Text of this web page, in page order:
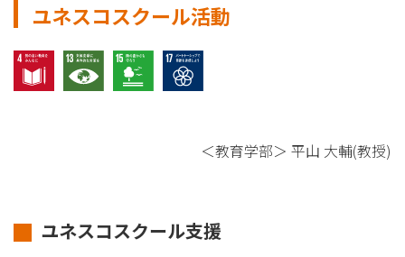
ユネスコスクール活動
4 質の高い教育をみんなに
13 気候変動に具体的な対策を
15 陸の豊かさも守ろう
＜教育学部＞ 平山 大輔(教授)
ユネスコスクール支援